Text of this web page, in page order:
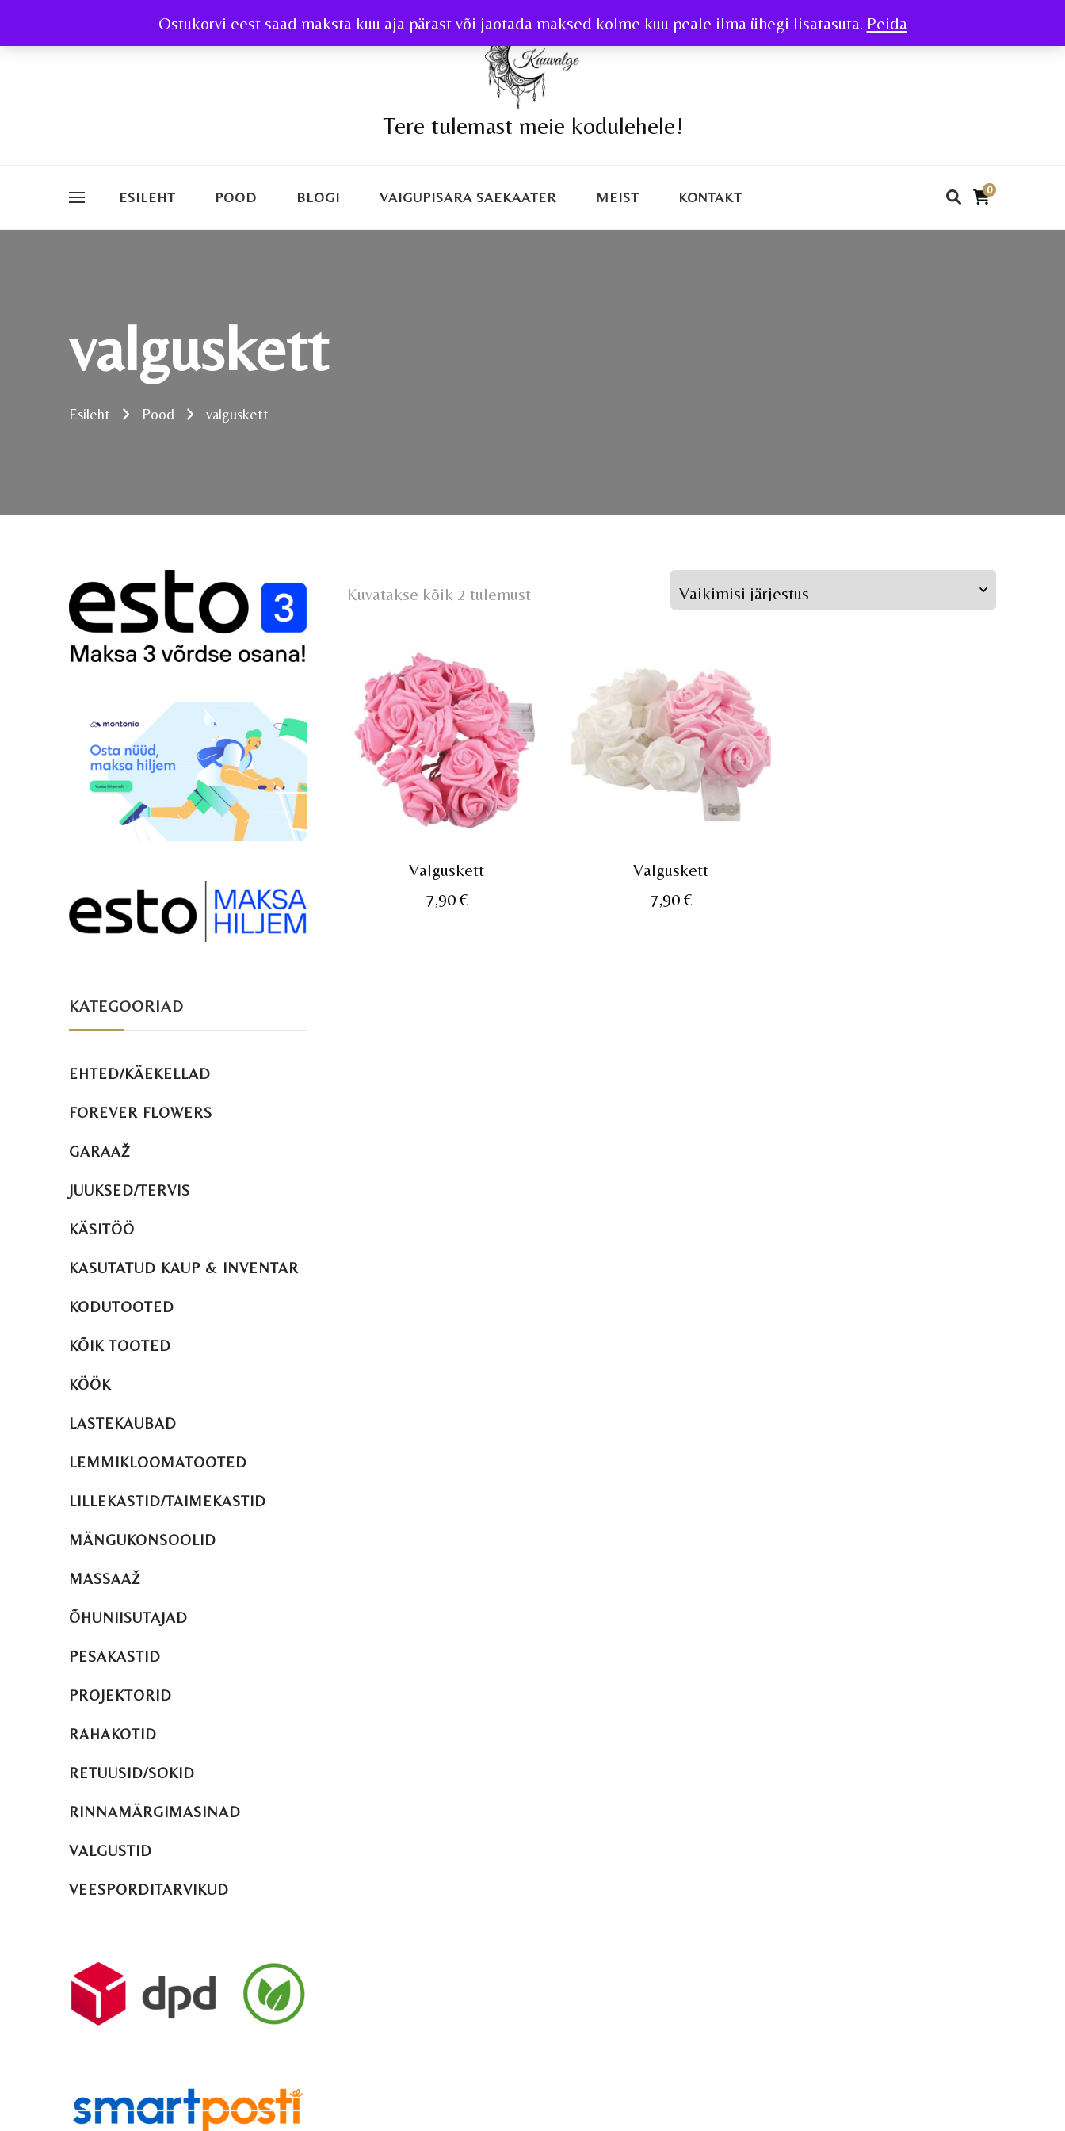
Ostukorvi eest saad maksta kuu aja pärast või jaotada maksed kolme kuu peale ilma ühegi lisatasuta. Peida
Tere tulemast meie kodulehele!
ESILEHT POOD BLOGI VAIGUPISARA SAEKAATER MEIST KONTAKT
0
valguskett
Esileht Pood valguskett
Kuvatakse kõik 2 tulemust
Valguskett
7,90 €
Valguskett
7,90 €
KATEGOORIAD
EHTED/KÄEKELLAD
FOREVER FLOWERS
GARAAŽ
JUUKSED/TERVIS
KÄSITÖÖ
KASUTATUD KAUP & INVENTAR
KODUTOOTED
KÕIK TOOTED
KÖÖK
LASTEKAUBAD
LEMMIKLOOMATOOTED
LILLEKASTID/TAIMEKASTID
MÄNGUKONSOOLID
MASSAAŽ
ÕHUNIISUTAJAD
PESAKASTID
PROJEKTORID
RAHAKOTID
RETUUSID/SOKID
RINNAMÄRGIMASINAD
VALGUSTID
VEESPORDITARVIKUD